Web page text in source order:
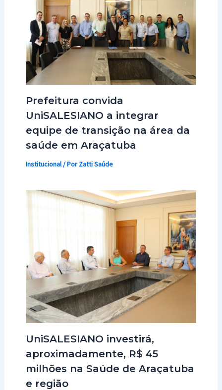
Prefeitura convida
UniSALESIANO a integrar
equipe de transição na área da
saúde em Araçatuba
Institucional/ PorZatti Saúde
UniSALESIANO investirá,
aproximadamente, R$ 45
milhões na Saúde de Araçatuba
e região